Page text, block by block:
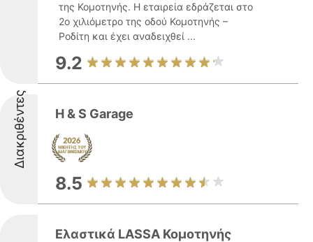
της Κομοτηνής. Η εταιρεία εδράζεται στο
2ο χιλιόμετρο της οδού Κομοτηνής –
Ροδίτη και έχει αναδειχθεί ...
9.2
Διακριθέντες H & S Garage
8.5
Ελαστικά LASSA Κομοτηνής